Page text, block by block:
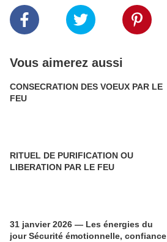
Vous aimerez aussi
CONSECRATION DES VOEUX PAR LE
FEU
RITUEL DE PURIFICATION OU
LIBERATION PAR LE FEU
31 janvier 2026 — Les énergies du
jour Sécurité émotionnelle, confiance